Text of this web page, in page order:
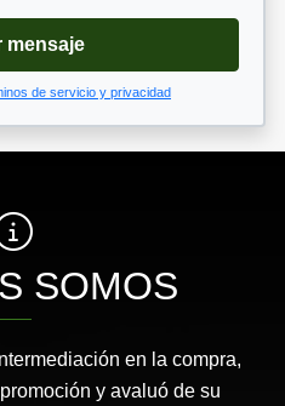
mensaje
de servicio y privacidad
SOMOS
en la compra,
y avaluó de su